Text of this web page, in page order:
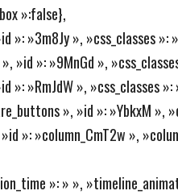
»:false},
»: »3m8Jy », »css_classes
»id »: »9MnGd »,
»: »RmJdW », »css_classes
», »id »: »YbkxM
»: »column_CmT2w »,
»: » »,